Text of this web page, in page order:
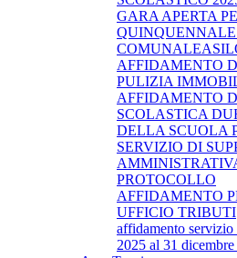
GARA APERTA
AFFIDAMENTO
PULIZIA
AFFIDAMENTO
SCOLASTICA
DELLA SCUOLA
SERVIZIO DI
PROTOCOLLO
AFFIDAMENTO
UFFICIO TRIBUTI
affidamento
2025 al 31